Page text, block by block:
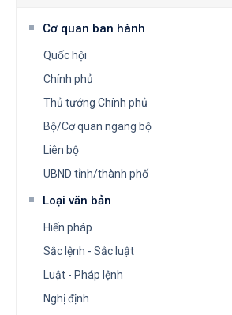
Cơ quan ban hành
Quốc hội
Chính phủ
Thủ tướng Chính phủ
Bộ/Cơ quan ngang bộ
Liên bộ
UBND tỉnh/thành phố
Loại văn bản
Hiến pháp
Sắc lệnh - Sắc luật
Luật - Pháp lệnh
Nghị định